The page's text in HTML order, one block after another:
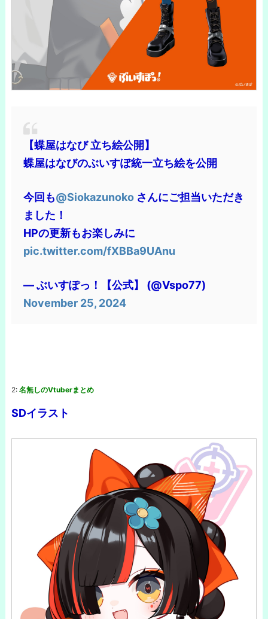
【蝶屋はなび 立ち絵公開】
蝶屋はなびのぶいすぽ統一立ち絵を公開
今回も@Siokazunoko さんにご担当いただき
ました！
HPの更新もお楽しみに
pic.twitter.com/fXBBa9UAnu
— ぶいすぽっ！【公式】 (@Vspo77)
November 25, 2024
2: 名無しのVtuberまとめ
SDイラスト